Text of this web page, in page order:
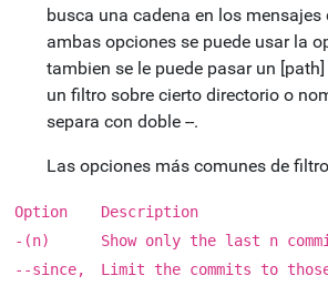
busca una cadena en los
ambas opciones se puede usar la
tambien se le puede pasar un
un filtro sobre cierto directorio o
separa con doble --.
Las opciones más comunes de
Option
Description
-(n)
Show only the last n
--since,
Limit the commits to